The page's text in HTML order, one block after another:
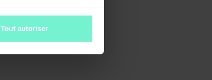
Tout autoriser